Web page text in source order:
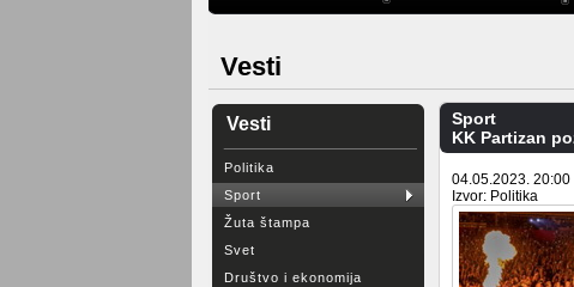
Vesti
Vesti
Politika
Sport
Žuta štampa
Svet
Društvo i ekonomija
Sport
KK Partizan
04.05.2023. 20:00
Izvor: Politika